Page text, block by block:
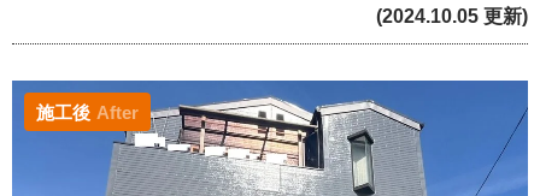
(2024.10.05 更新)
施工後 After